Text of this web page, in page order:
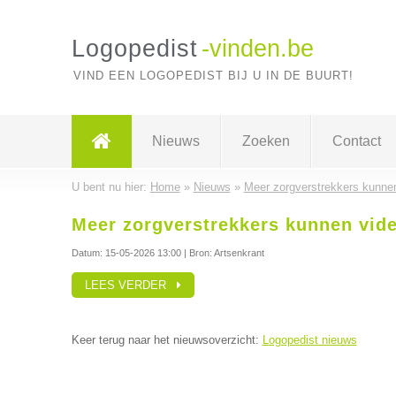
Logopedist -vinden.be
VIND EEN LOGOPEDIST BIJ U IN DE BUURT!
Nieuws Zoeken Contact
U bent nu hier: Home» Nieuws » Meer zorgverstrekkers
Meer zorgverstrekkers kunnen
Datum: 15-05-2026 13:00| Bron: Artsenkrant
LEES VERDER
Keer terug naar het nieuwsoverzicht: Logopedist nieuws